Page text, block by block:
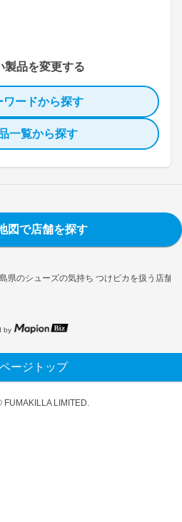
県のシューズの気持ち つけピカを扱う店舗
製品を変更する
ワードから探す
一覧から探す
図で店舗を探す
by
ページトップ
LIMITED.